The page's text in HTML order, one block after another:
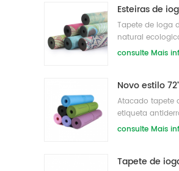
Tapete de ioga
natural
correto para
consulte Mais
Atacado tapete
etiqueta
alta densidade
consulte Mais